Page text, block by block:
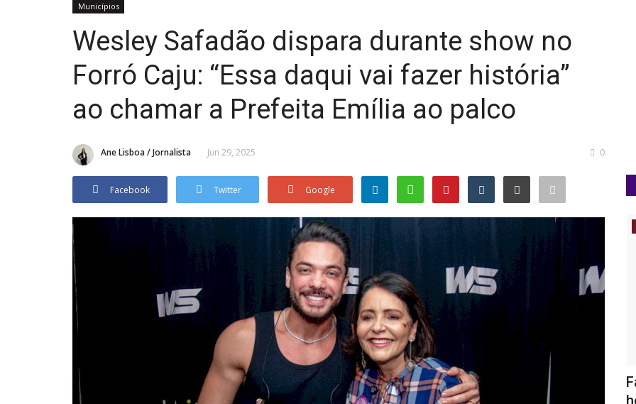
Municípios
Wesley Safadão dispara durante show no
Forró Caju: “Essa daqui vai fazer história”
ao chamar a Prefeita Emília ao palco
Ane Lisboa / Jornalista Jun 29, 2025 0
Facebook Twitter Google
por R$ 900
Prefeito Sérgio Reis se contradiz diz
que não sabia quem...
No aniversário de Lagarto, deputado
Gustinho Ribeiro anuncia...